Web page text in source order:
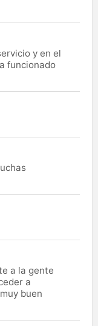
y en el
funcionado
a la gente
a
buen